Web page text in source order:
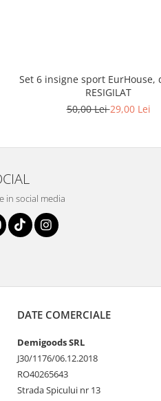
Set 6 insigne sport EurHouse,
RESIGILAT
50,00 Lei29,00 Lei
in social media
DATE COMERCIALE
Demigoods SRL
J30/1176/06.12.2018
RO40265643
Strada Spicului nr 13